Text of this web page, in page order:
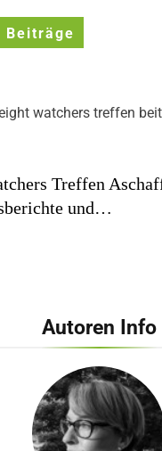
Beiträge
Treffen
und…
Treffen Bad
berichten…
Autoren Info